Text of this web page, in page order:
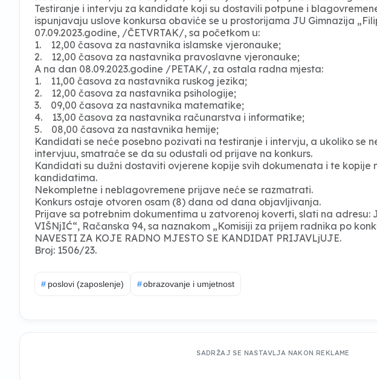
Testiranje i intervju za kandidate koji su dostavili potpune i
ispunjavaju uslove konkursa obaviće se u prostorijama JU Gimnazija
07.09.2023.godine, /ČETVRTAK/, sa početkom u:
1. 12,00 časova za nastavnika islamske vjeronauke;
2. 12,00 časova za nastavnika pravoslavne vjeronauke;
A na dan 08.09.2023.godine /PETAK/, za ostala radna mjesta:
1. 11,00 časova za nastavnika ruskog jezika;
2. 12,00 časova za nastavnika psihologije;
3. 09,00 časova za nastavnika matematike;
4. 13,00 časova za nastavnika računarstva i informatike;
5. 08,00 časova za nastavnika hemije;
Kandidati se neće posebno pozivati na testiranje i intervju, a ukoliko se
intervjuu, smatraće se da su odustali od prijave na konkurs.
Kandidati su dužni dostaviti ovjerene kopije svih dokumenata i te kopije
kandidatima.
Nekompletne i neblagovremene prijave neće se razmatrati.
Konkurs ostaje otvoren osam (8) dana od dana objavljivanja.
Prijave sa potrebnim dokumentima u zatvorenoj koverti, slati na adresu:
VIŠNjIĆ“, Račanska 94, sa naznakom „Komisiji za prijem radnika po
NAVESTI ZA KOJE RADNO MJESTO SE KANDIDAT PRIJAVLjUJE.
Broj: 1506/23.
# poslovi (zaposlenje) #obrazovanje i umjetnost
SADRŽAJ SE NASTAVLJA NAKON REKLAME